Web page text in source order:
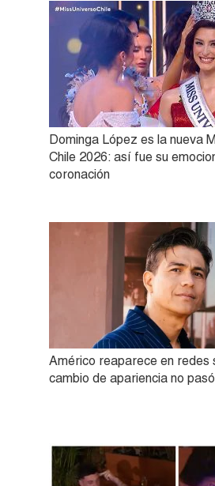
Dominga López es la nueva
Chile 2026: así fue su
coronación
Américo reaparece en redes
cambio de apariencia no